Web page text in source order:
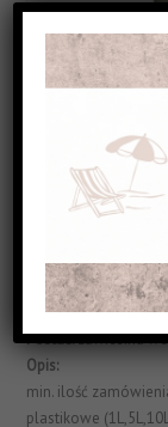
Category: SZKLIWA
Kolor:bezbarwne
Typ:kryjące
Struktura
Postać:zawiesina
Opis:
min. ilość
plastikowe